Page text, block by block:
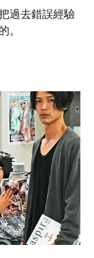
過去錯誤經驗
。